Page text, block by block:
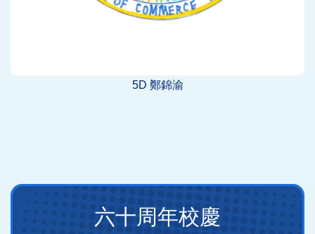
5D 鄭錦渝
Main
navigation六十周年校慶